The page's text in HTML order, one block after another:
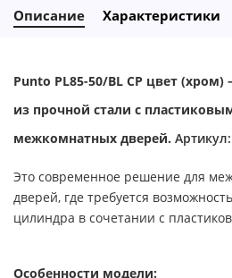
Описание Характеристики
Punto PL85-50/BL CP цвет
из прочной стали с
межкомнатных дверей.
Это современное решение для
дверей, где требуется
цилиндра в сочетании с
Особенности модели: